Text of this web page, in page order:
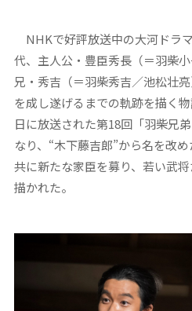
NHKで好評放送中の大河ドラ
代、主人公・豊臣秀長（＝羽柴小
兄・秀吉（＝羽柴秀吉／池松壮
を成し遂げるまでの軌跡を描く
日に放送された第18回「羽柴兄
なり、“木下藤吉郎”から名を改
共に新たな家臣を募り、若い武
描かれた。